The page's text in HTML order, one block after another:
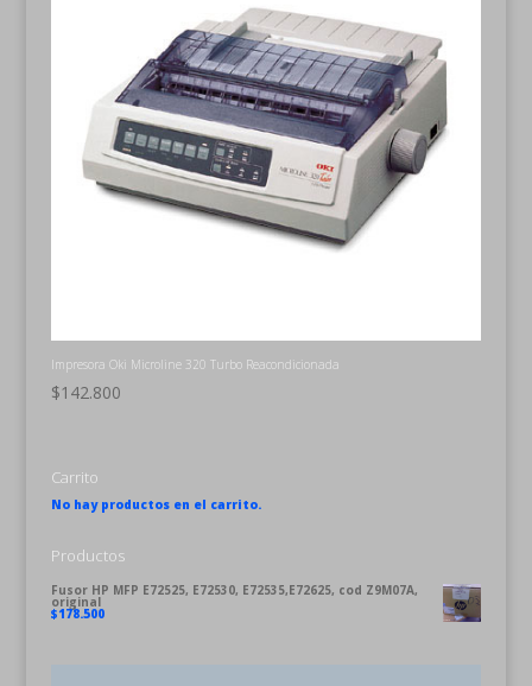
Impresora Oki Microline 320 Turbo Reacondicionada
$142.800
Carrito
No hay productos en el carrito.
Productos
Fusor HP MFP E72525, E72530, E72535,E72625, cod Z9M07A,
original
$178.500